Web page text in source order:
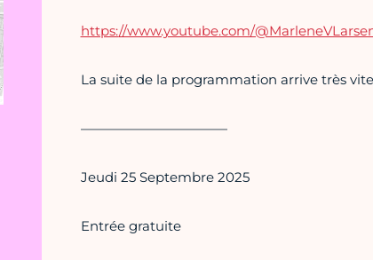
https://www.youtube.com/
La suite de la programmation arrive très
———————————
Jeudi 25 Septembre 2025
Entrée gratuite